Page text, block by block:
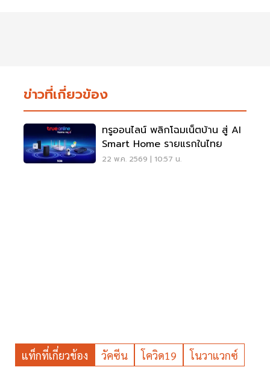
ข่าวที่เกี่ยวข้อง
ทรูออนไลน์ พลิกโฉมเน็ตบ้าน สู่ AI
Smart Home รายแรกในไทย
22 พ.ค. 2569 | 10:57 น.
แท็กที่เกี่ยวข้อง วัคซีน โควิด19 โนวาแวกซ์